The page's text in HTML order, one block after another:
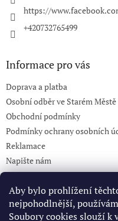
Aby bylo prohlížení
nejpohodlnější,
Soubory cookies slouží k
https://
+420732765499
Informace pro vás
Doprava a platba
Osobní odběr ve Starém Městě
Obchodní podmínky
Podmínky ochrany osobních
Reklamace
Napište nám
KONTAKT 732765499